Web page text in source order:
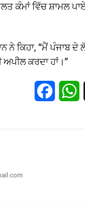
ਕੰਮਾਂ ਵਿੱਚ ਸ਼ਾਮਲ
ਨੇ ਕਿਹਾ, “ਮੈਂ ਪੰਜਾਬ
ਅਪੀਲ ਕਰਦਾ ਹਾਂ।”